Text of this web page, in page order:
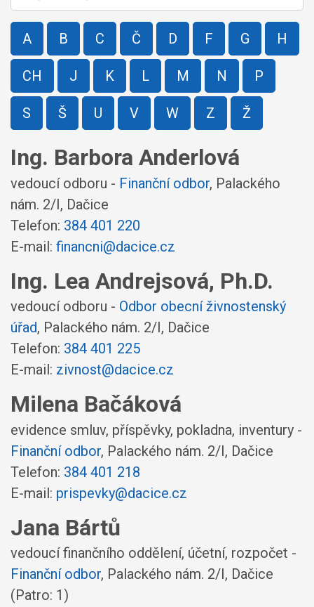
A B C Č D F G H
CH J K L M N P
S Š U V W Z Ž
Ing. Barbora Anderlová
vedoucí odboru - Finanční odbor, Palackého
nám. 2/I, Dačice
Telefon: 384 401 220
E-mail: financni@dacice.cz
Ing. Lea Andrejsová, Ph.D.
vedoucí odboru - Odbor obecní živnostenský
úřad, Palackého nám. 2/I, Dačice
Telefon: 384 401 225
E-mail: zivnost@dacice.cz
Milena Bačáková
evidence smluv, příspěvky, pokladna, inventury -
Finanční odbor, Palackého nám. 2/I, Dačice
Telefon: 384 401 218
E-mail: prispevky@dacice.cz
Jana Bártů
vedoucí finančního oddělení, účetní, rozpočet -
Finanční odbor, Palackého nám. 2/I, Dačice
(Patro: 1)